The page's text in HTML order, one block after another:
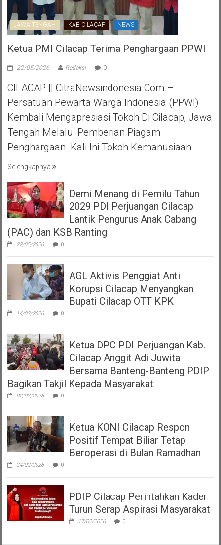
JAWA TENGAH KAB CILACAP NEWS
Ketua PMI Cilacap Terima Penghargaan PPWI
22/05/2026 Redaksi 0
CILACAP || CitraNewsindonesia.com –
Persatuan Pewarta Warga Indonesia (PPWI)
Kembali Mengapresiasi Tokoh Di Cilacap, Jawa
Tengah Melalui Pemberian Piagam
Penghargaan. Kali Ini Tokoh Kemanusiaan
Selengkapnya
Demi Menang di Pemilu Tahun
2029 PDI Perjuangan Cilacap
Lantik Pengurus Anak Cabang
(PAC) dan KSB Ranting
22/05/2026 0
AGL Aktivis Penggiat Anti
Korupsi Cilacap Menyangkan
Bupati Cilacap OTT KPK
14/03/2026 0
Ketua DPC PDI Perjuangan Kab.
Cilacap Anggit Adi Juwita
Bersama Banteng-Banteng PDIP
Bagikan Takjil Kepada Masyarakat
02/03/2026 0
Ketua KONI Cilacap Respon
Positif Tempat Biliar Tetap
Beroperasi di Bulan Ramadhan
24/02/2026 0
PDIP Cilacap Perintahkan Kader
Turun Serap Aspirasi Masyarakat
17/02/2026 0